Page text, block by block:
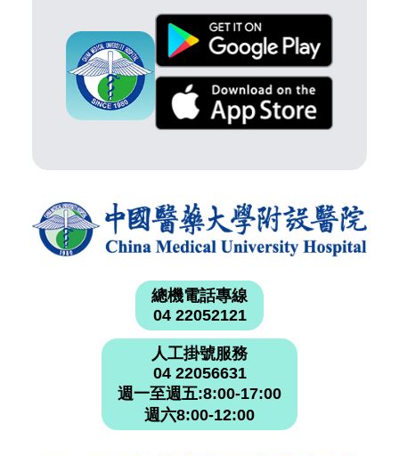
總機電話專線
04 22052121
人工掛號服務
04 22056631
週一至週五:8:00-17:00
週六8:00-12:00